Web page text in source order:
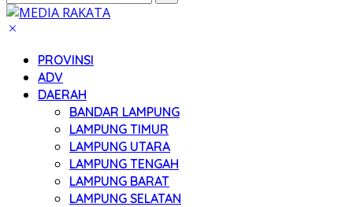
PROVINSI
ADV
DAERAH
BANDAR LAMPUNG
LAMPUNG TIMUR
LAMPUNG UTARA
LAMPUNG TENGAH
LAMPUNG BARAT
LAMPUNG SELATAN